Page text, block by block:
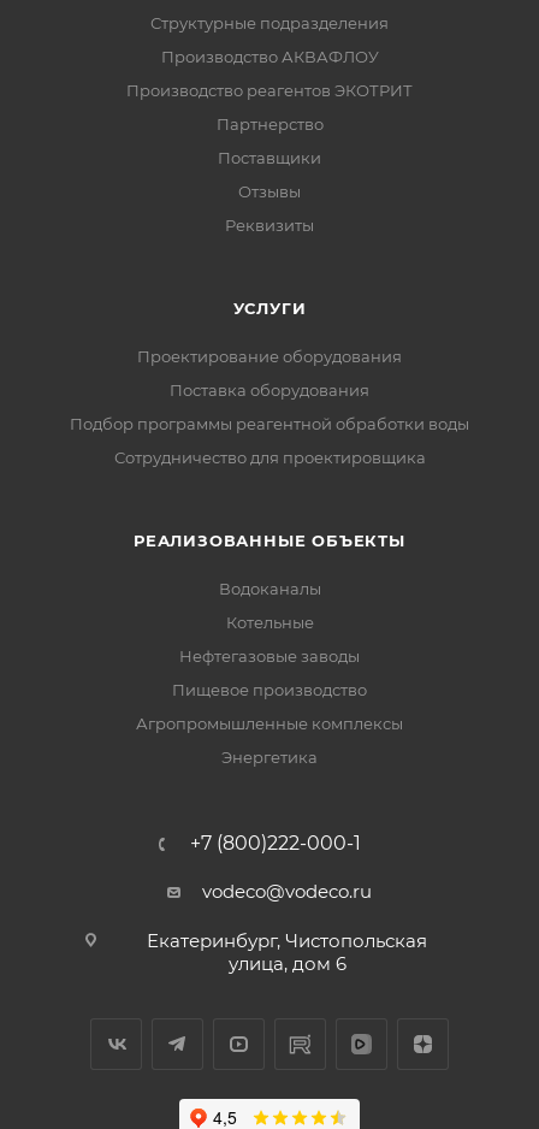
Структурные подразделения
Производство АКВАФЛОУ
Производство реагентов ЭКОТРИТ
Партнерство
Поставщики
Отзывы
Реквизиты
УСЛУГИ
Проектирование оборудования
Поставка оборудования
Подбор программы реагентной обработки воды
Сотрудничество для проектировщика
РЕАЛИЗОВАННЫЕ ОБЪЕКТЫ
Водоканалы
Котельные
Нефтегазовые заводы
Пищевое производство
Агропромышленные комплексы
Энергетика
+7 (800)222-000-1
vodeco@vodeco.ru
Екатеринбург, Чистопольская
улица, дом 6